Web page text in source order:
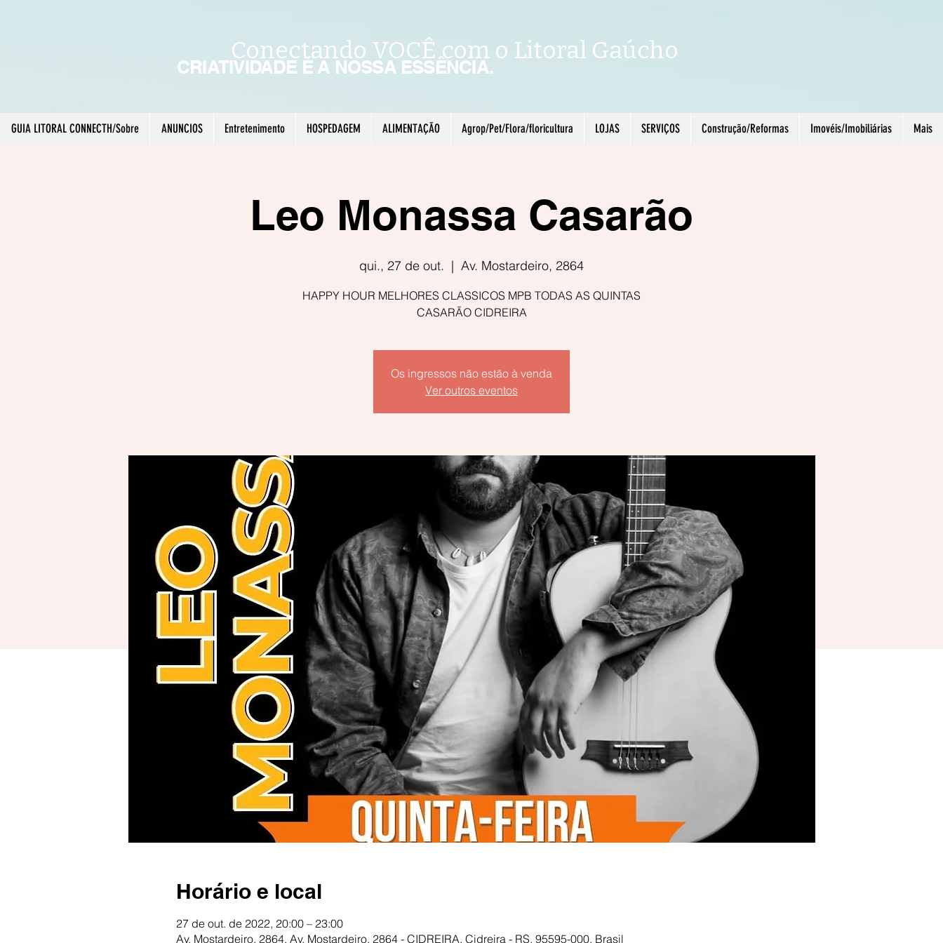
Conectando VOCÊ com o Litoral Gaúcho
GUIA LITORAL CONNECTH/Sobre ANUNCIOS Entretenimento HOSPEDAGEM ALIMENTAÇÃO Agrop/Pet/Flora/floricultura LOJAS SERVIÇOS Construção/Reformas Imovéis/Imobiliárias Mais
Leo Monassa Casarão
qui., 27 de out.
  |
Av. Mostardeiro, 2864
HAPPY HOUR MELHORES CLASSICOS MPB TODAS AS QUINTAS
CASARÃO CIDREIRA
Os ingressos não estão à venda
Ver outros eventos
Horário e local
27 de out. de 2022, 20:00 – 23:00
Av. Mostardeiro, 2864, Av. Mostardeiro, 2864 - CIDREIRA, Cidreira - RS, 95595-000, Brasil
CRIATIVIDADE É A NOSSA ESSÊNCIA.